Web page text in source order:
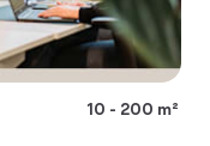
10 - 200 m²